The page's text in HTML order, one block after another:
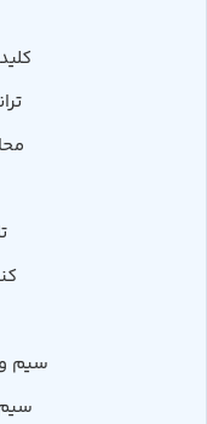
سیم و
سیم